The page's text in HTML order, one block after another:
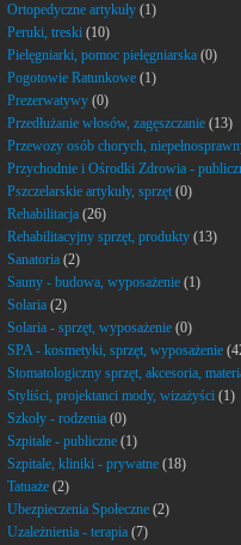
Ortopedyczne artykuły (1)
Peruki, treski (10)
Pielęgniarki, pomoc pielęgniarska (0)
Pogotowie Ratunkowe (1)
Prezerwatywy (0)
Przedłużanie włosów, zagęszczanie (13)
Przewozy osób chorych,
Przychodnie i Ośrodki Zdrowia -
Pszczelarskie artykuły, sprzęt (0)
Rehabilitacja (26)
Rehabilitacyjny sprzęt, produkty (13)
Sanatoria (2)
Sauny - budowa, wyposażenie (1)
Solaria (2)
Solaria - sprzęt, wyposażenie (0)
SPA - kosmetyki, sprzęt, wyposażenie
Stomatologiczny sprzęt, akcesoria,
Styliści, projektanci mody, wizażyści (1)
Szkoły - rodzenia (0)
Szpitale - publiczne (1)
Szpitale, kliniki - prywatne (18)
Tatuaże (2)
Ubezpieczenia Społeczne (2)
Uzależnienia - terapia (7)